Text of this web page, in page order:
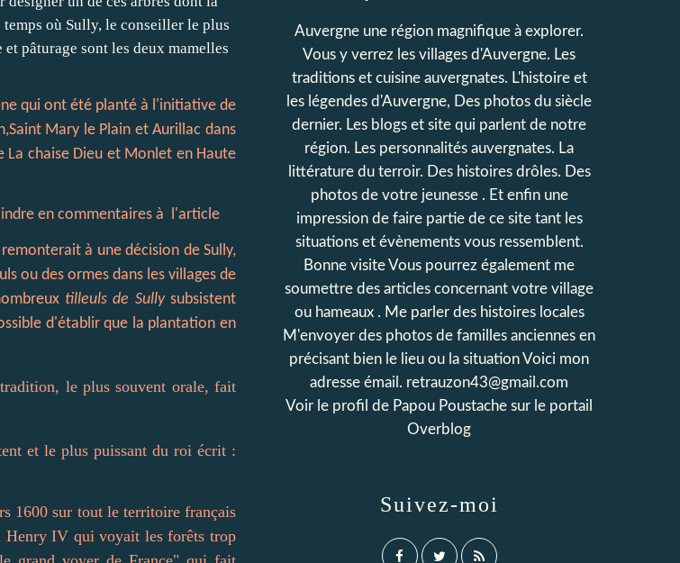
qui ont été planté à l'initiative de
Mary le Plain et Aurillac dans
La chaise Dieu et Monlet en Haute
en commentaires à l'article
à une décision de Sully,
ou des ormes dans les villages de
tilleuls de Sullysubsistent
d'établir que la plantation en
le plus souvent orale, fait
et le plus puissant du roi écrit :
1600 sur tout le territoire français
Henry IV qui voyait les forêts trop
Auvergne une région magnifique à explorer.
Vous y verrez les villages d'Auvergne. Les
traditions et cuisine auvergnates. L'histoire et
les légendes d'Auvergne, Des photos du siècle
dernier. Les blogs et site qui parlent de notre
région. Les personnalités auvergnates. La
littérature du terroir. Des histoires drôles. Des
photos de votre jeunesse . Et enfin une
impression de faire partie de ce site tant les
situations et évènements vous ressemblent.
Bonne visite Vous pourrez également me
soumettre des articles concernant votre village
ou hameaux . Me parler des histoires locales
M'envoyer des photos de familles anciennes en
précisant bien le lieu ou la situation Voici mon
adresse émail. retrauzon43@gmail.com
Voir le profil de Papou Poustache sur le portail
Overblog
Suivez-moi